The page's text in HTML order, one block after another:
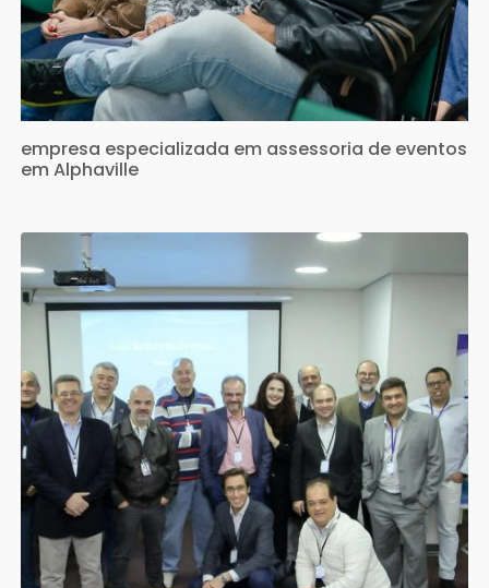
empresa especializada em assessoria de eventos
em Alphaville